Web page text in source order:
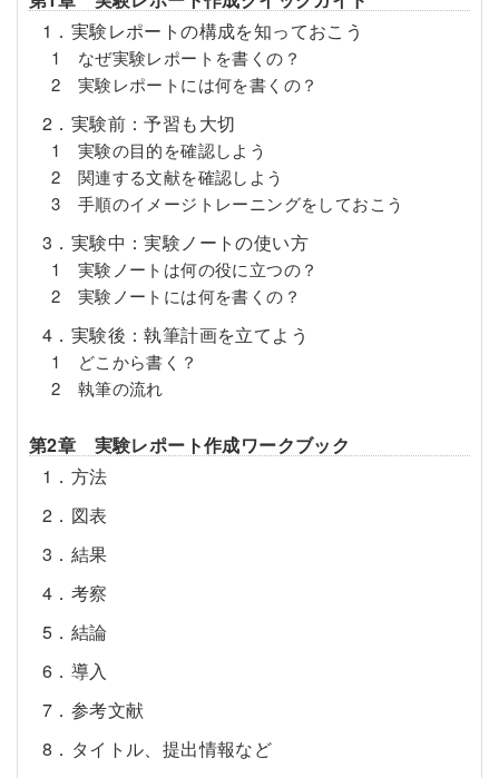
1．実験レポートの構成を知っておこう
1 なぜ実験レポートを書くの？
2 実験レポートには何を書くの？
2．実験前：予習も大切
1 実験の目的を確認しよう
2 関連する文献を確認しよう
3 手順のイメージトレーニングをしておこう
3．実験中：実験ノートの使い方
1 実験ノートは何の役に立つの？
2 実験ノートには何を書くの？
4．実験後：執筆計画を立てよう
1 どこから書く？
2 執筆の流れ
第2章 実験レポート作成ワークブック
1．方法
2．図表
3．結果
4．考察
5．結論
6．導入
7．参考文献
8．タイトル、提出情報など